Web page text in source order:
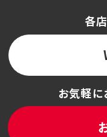
各
お気軽に